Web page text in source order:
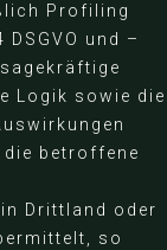
Profiling
und –
Logik sowie die
betroffene
Drittland oder
so